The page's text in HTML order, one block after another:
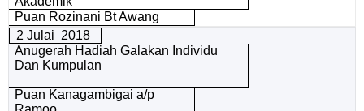
Puan Rozinani Bt Awang
2 Julai 2018
Anugerah Hadiah Galakan Individu
Dan Kumpulan
Puan Kanagambigai a/p